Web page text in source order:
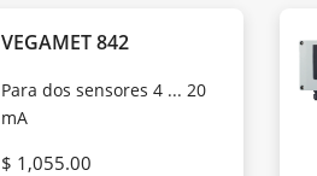
VEGAMET 842
Para dos sensores 4 ... 20
mA
$ 1,055.00